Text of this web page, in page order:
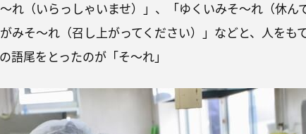
れ（いらっしゃいませ）」、「ゆくいみそ〜れ（休ん
みそ〜れ（召し上がってください）」などと、人をも
語尾をとったのが「そ〜れ」